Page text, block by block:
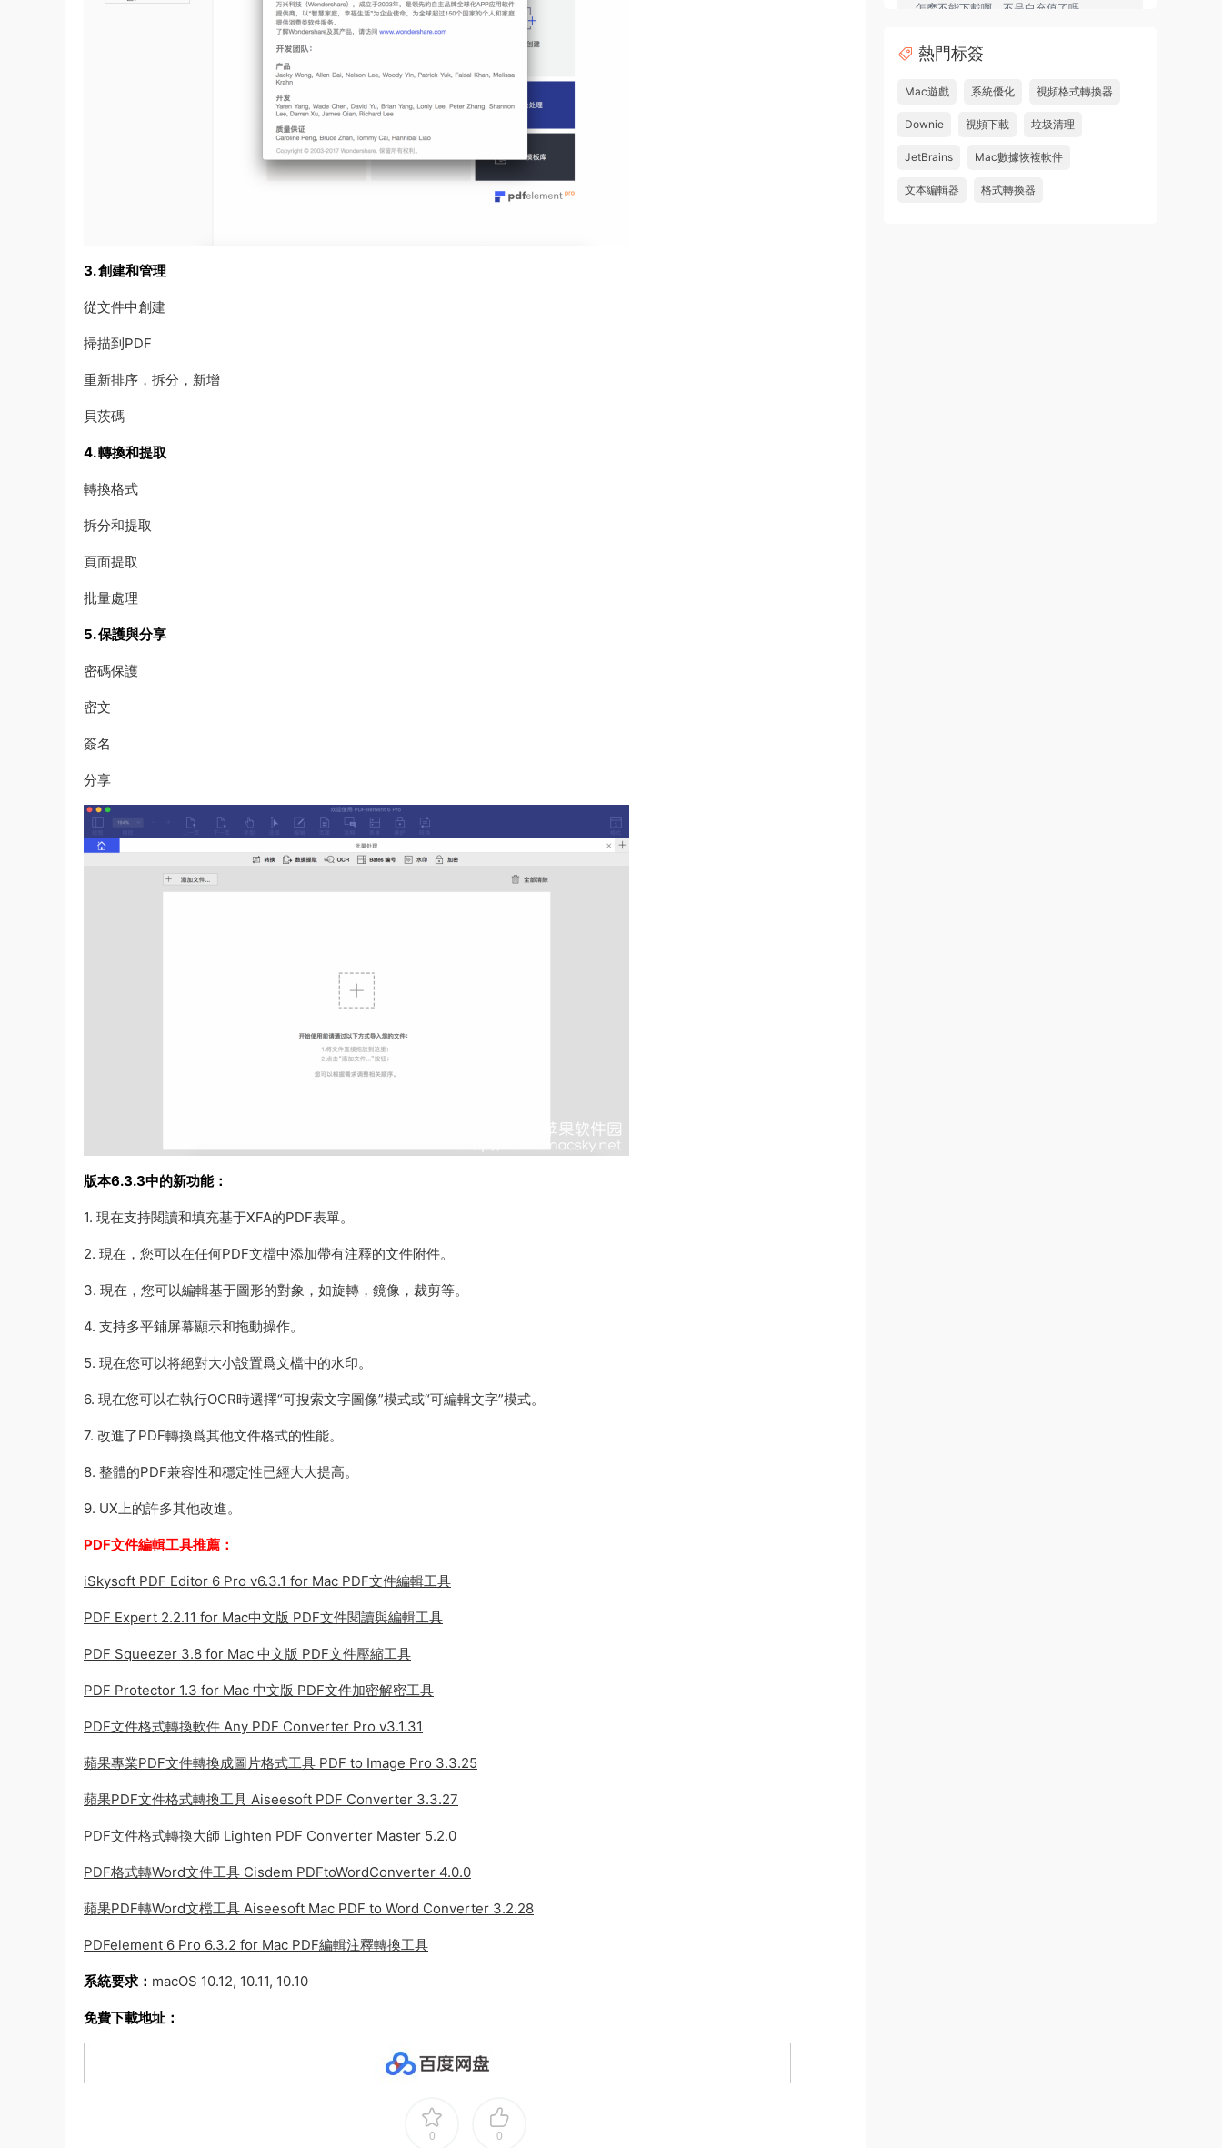
3. 創建和管理
從文件中創建
掃描到PDF
重新排序，拆分，新增
貝茨碼
4. 轉換和提取
轉換格式
拆分和提取
頁面提取
批量處理
5. 保護與分享
密碼保護
密文
簽名
分享
版本6.3.3中的新功能：
1. 現在支持閱讀和填充基于XFA的PDF表單。
2. 現在，您可以在任何PDF文檔中添加帶有注釋的文件附件。
3. 現在，您可以編輯基于圖形的對象，如旋轉，鏡像，裁剪等。
4. 支持多平鋪屏幕顯示和拖動操作。
5. 現在您可以将絕對大小設置爲文檔中的水印。
6. 現在您可以在執行OCR時選擇“可搜索文字圖像”模式或“可編輯文字”模式。
7. 改進了PDF轉換爲其他文件格式的性能。
8. 整體的PDF兼容性和穩定性已經大大提高。
9. UX上的許多其他改進。
PDF文件編輯工具推薦：
iSkysoft PDF Editor 6 Pro v6.3.1 for Mac PDF文件編輯工具
PDF Expert 2.2.11 for Mac中文版 PDF文件閱讀與編輯工具
PDF Squeezer 3.8 for Mac 中文版 PDF文件壓縮工具
PDF Protector 1.3 for Mac 中文版 PDF文件加密解密工具
PDF文件格式轉換軟件 Any PDF Converter Pro v3.1.31
蘋果專業PDF文件轉換成圖片格式工具 PDF to Image Pro 3.3.25
蘋果PDF文件格式轉換工具 Aiseesoft PDF Converter 3.3.27
PDF文件格式轉換大師 Lighten PDF Converter Master 5.2.0
PDF格式轉Word文件工具 Cisdem PDFtoWordConverter 4.0.0
蘋果PDF轉Word文檔工具 Aiseesoft Mac PDF to Word Converter 3.2.28
PDFelement 6 Pro 6.3.2 for Mac PDF編輯注釋轉換工具
系統要求： macOS 10.12, 10.11, 10.10
免費下載地址：
0 0
怎麽不能下載啊，不是白充值了嗎
來源：
Adobe Premiere Pro 2026 v26.2.2 Mac
中文破解版 PR2026 強大視頻編輯軟件
u604731536624 • 2026-07-15
中文破解版
熱門标簽
Mac遊戲 系統優化 視頻格式轉換器
Downie 視頻下載 垃圾清理
JetBrains Mac數據恢複軟件
文本編輯器 格式轉換器